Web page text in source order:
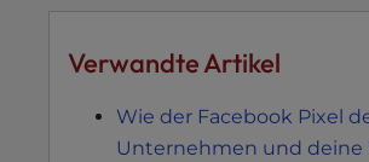
Verwandte Artikel
Wie der Facebook Pixel
Unternehmen und deine